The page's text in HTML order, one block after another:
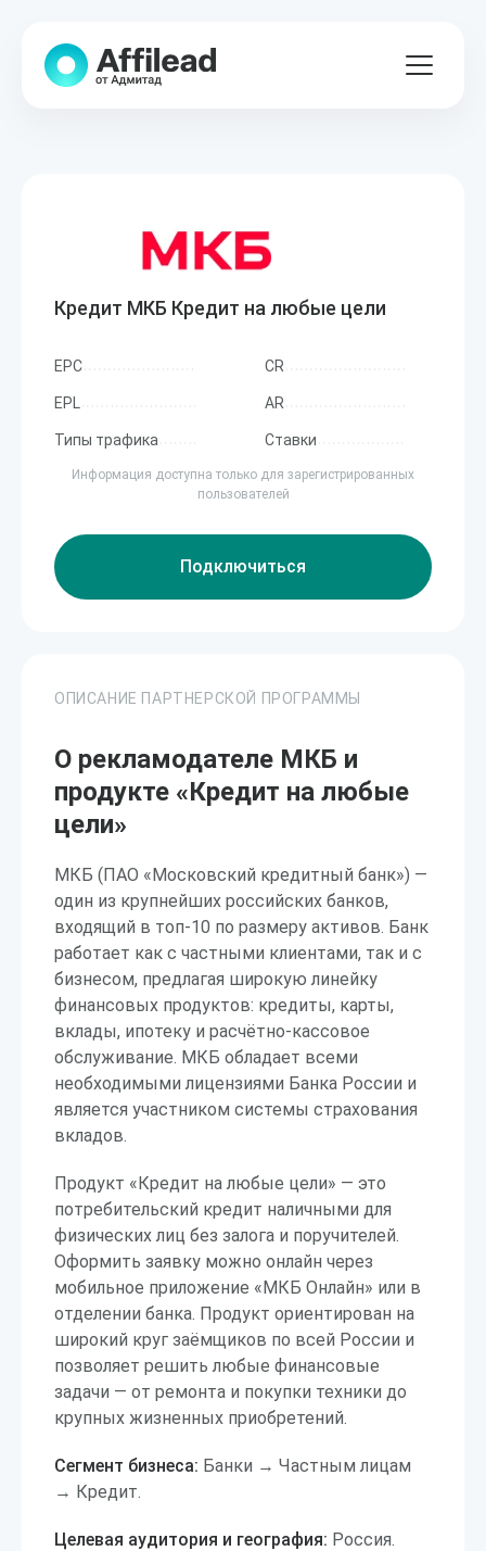
Кредит МКБ Кредит на любые цели
EPC CR
EPL AR
Типы трафика Ставки
Информация доступна только для зарегистрированных
пользователей
Подключиться
ОПИСАНИЕ ПАРТНЕРСКОЙ ПРОГРАММЫ
О рекламодателе МКБ и
продукте «Кредит на любые
цели»
МКБ (ПАО «Московский кредитный банк») —
один из крупнейших российских банков,
входящий в топ-10 по размеру активов. Банк
работает как с частными клиентами, так и с
бизнесом, предлагая широкую линейку
финансовых продуктов: кредиты, карты,
вклады, ипотеку и расчётно-кассовое
обслуживание. МКБ обладает всеми
необходимыми лицензиями Банка России и
является участником системы страхования
вкладов.
Продукт «Кредит на любые цели» — это
потребительский кредит наличными для
физических лиц без залога и поручителей.
Оформить заявку можно онлайн через
мобильное приложение «МКБ Онлайн» или в
отделении банка. Продукт ориентирован на
широкий круг заёмщиков по всей России и
позволяет решить любые финансовые
задачи — от ремонта и покупки техники до
крупных жизненных приобретений.
Сегмент бизнеса: Банки → Частным лицам
→ Кредит.
Целевая аудитория и география: Россия.